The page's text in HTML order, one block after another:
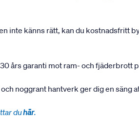
inte känns rätt, kan du kostnadsfritt
års garanti mot ram- och fjäderbrott
noggrant hantverk ger dig en säng
duhär.